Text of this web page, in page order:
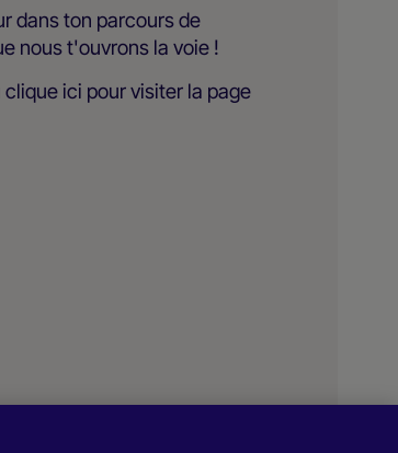
dans ton parcours de
nous t'ouvrons la voie !
clique ici pour visiter la page